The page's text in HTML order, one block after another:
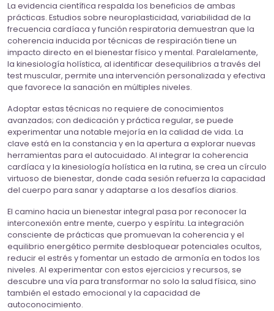
La evidencia científica respalda los beneficios de ambas
prácticas. Estudios sobre neuroplasticidad, variabilidad de la
frecuencia cardíaca y función respiratoria demuestran que la
coherencia inducida por técnicas de respiración tiene un
impacto directo en el bienestar físico y mental. Paralelamente,
la kinesiología holística, al identificar desequilibrios a través del
test muscular, permite una intervención personalizada y efectiva
que favorece la sanación en múltiples niveles.
Adoptar estas técnicas no requiere de conocimientos
avanzados; con dedicación y práctica regular, se puede
experimentar una notable mejoría en la calidad de vida. La
clave está en la constancia y en la apertura a explorar nuevas
herramientas para el autocuidado. Al integrar la coherencia
cardíaca y la kinesiología holística en la rutina, se crea un círculo
virtuoso de bienestar, donde cada sesión refuerza la capacidad
del cuerpo para sanar y adaptarse a los desafíos diarios.
El camino hacia un bienestar integral pasa por reconocer la
interconexión entre mente, cuerpo y espíritu. La integración
consciente de prácticas que promuevan la coherencia y el
equilibrio energético permite desbloquear potenciales ocultos,
reducir el estrés y fomentar un estado de armonía en todos los
niveles. Al experimentar con estos ejercicios y recursos, se
descubre una vía para transformar no solo la salud física, sino
también el estado emocional y la capacidad de
autoconocimiento.